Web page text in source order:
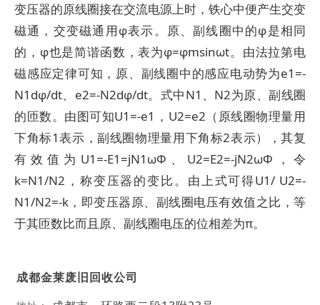
变压器的原线圈接在交流电源上时，铁心中便产生交变
磁通，交变磁通用φ表示。原、副线圈中的φ是相同
的，φ也是简谐函数，表为φ=φmsinωt。由法拉第电
磁感应定律可知，原、副线圈中的感应电动势为e1=-
N1dφ/dt、e2=-N2dφ/dt。式中N1、N2为原、副线圈
的匝数。由图可知U1=-e1，U2=e2（原线圈物理量用
下角标1表示，副线圈物理量用下角标2表示），其复
有效值为U1=-E1=jN1ωΦ、U2=E2=-jN2ωΦ，令
k=N1/N2，称变压器的变比。由上式可得U1/ U2=-
N1/N2=-k，即变压器原、副线圈电压有效值之比，等
于其匝数比而且原、副线圈电压的位相差为π。
成都金莱废旧回收公司